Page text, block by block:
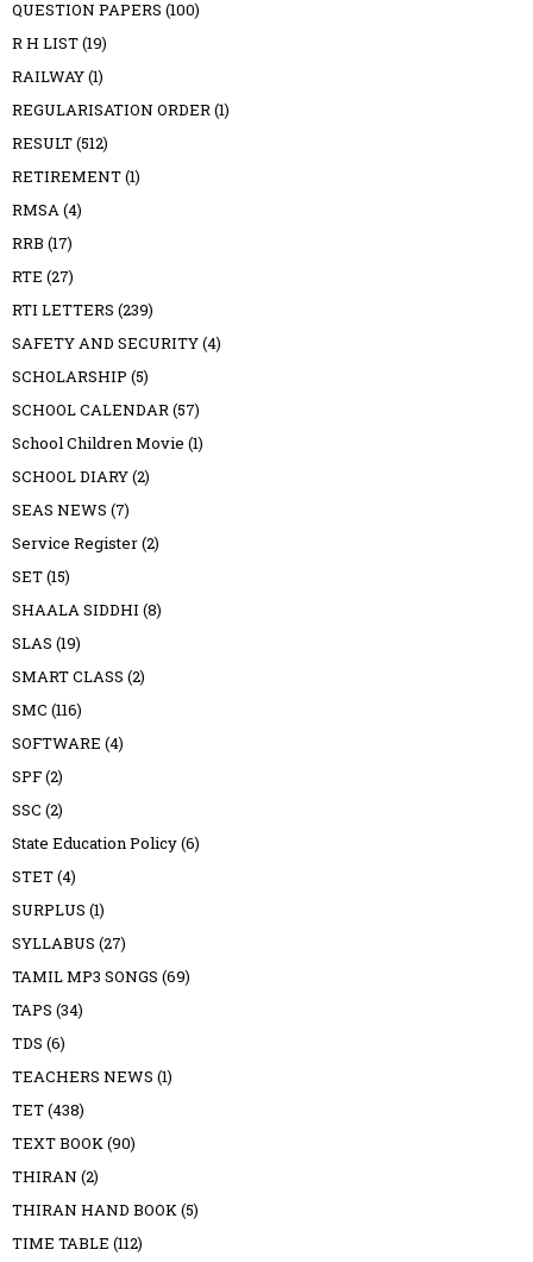
QUESTION PAPERS (100)
R H LIST(19)
RAILWAY(1)
REGULARISATION ORDER(1)
RESULT(512)
RETIREMENT(1)
RMSA(4)
RRB (17)
RTE (27)
RTI LETTERS (239)
SAFETY AND SECURITY(4)
SCHOLARSHIP (5)
SCHOOL CALENDAR(57)
School Children Movie (1)
SCHOOL DIARY(2)
SEAS NEWS (7)
Service Register(2)
SET(15)
SHAALA SIDDHI (8)
SLAS (19)
SMART CLASS (2)
SMC (116)
SOFTWARE (4)
SPF(2)
SSC (2)
State Education Policy(6)
STET(4)
SURPLUS (1)
SYLLABUS (27)
TAMIL MP3 SONGS (69)
TAPS (34)
TDS (6)
TEACHERS NEWS (1)
TET(438)
TEXT BOOK(90)
THIRAN (2)
THIRAN HAND BOOK(5)
TIME TABLE (112)